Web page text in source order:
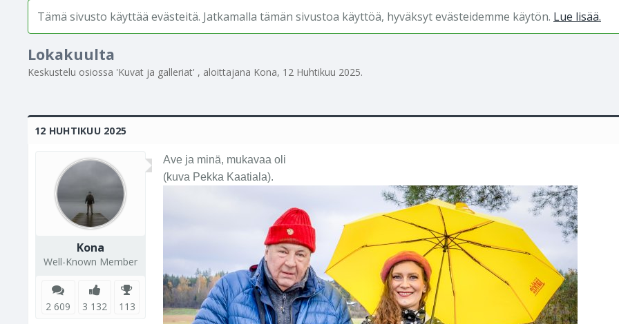
Tämä sivusto käyttää evästeitä. Jatkamalla tämän sivustoa käyttöä, hyväksyt evästeidemme käytön. Lue lisää.
Lokakuulta
Keskustelu osiossa 'Kuvat ja galleriat' , aloittajana Kona, 12 Huhtikuu 2025.
12 HUHTIKUU 2025
Kona
Well-Known Member
2 609 3 132 113
Ave ja minä, mukavaa oli
(kuva Pekka Kaatiala).